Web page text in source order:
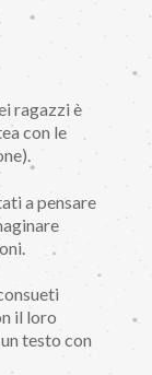
ragazzi è
con le
a pensare
il loro
testo con